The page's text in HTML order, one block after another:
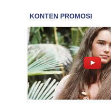
u
n
t
u